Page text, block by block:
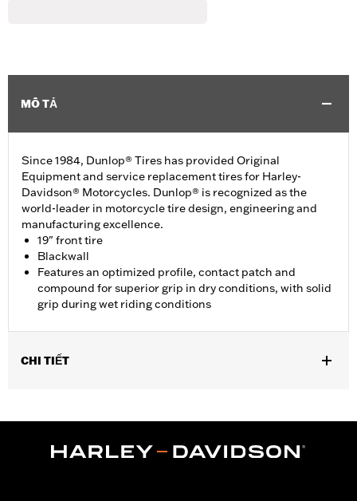
MÔ TẢ
Since 1984, Dunlop® Tires has provided Original
Equipment and service replacement tires for Harley-
Davidson® Motorcycles. Dunlop® is recognized as the
world-leader in motorcycle tire design, engineering and
manufacturing excellence.
19" front tire
Blackwall
Features an optimized profile, contact patch and
compound for superior grip in dry conditions, with solid
grip during wet riding conditions
CHI TIẾT
Rear Tire P/N 40555-04A. Also fits ’00-’01 FXDX and ’02-'17
Dyna® (except FLD, FXDF, FXDFSE, FXDSE and FXDWG